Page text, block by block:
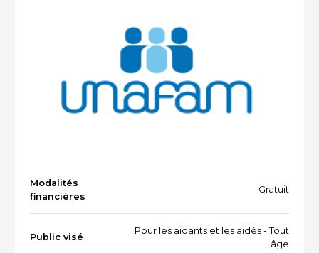
Dispositifs aidants/aidés
Les évènements
Modalités
financières
Gratuit
Public visé
Pour les aidants et les aidés - Tout
âge